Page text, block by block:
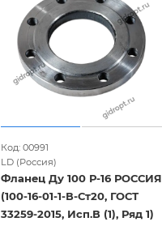
Код: 00991
LD (Россия)
Фланец Ду 100 Р-16 РОССИЯ
(100-16-01-1-В-Ст20, ГОСТ
33259-2015, Исп.В (1), Ряд 1)